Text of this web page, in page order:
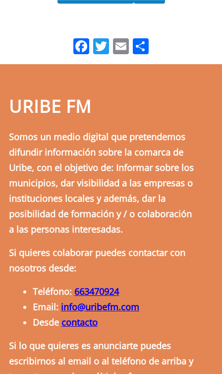
Facebook
Twitter
Email
URIBE FM
Somos un medio digital que pretendemos
difundir información sobre la comarca de
Uribe, con el objetivo de: Informar sobre los
municipios, dar visibilidad a las empresas o
instituciones locales y además, dar la
posibilidad de formación y / o colaboración
a las personas interesadas.
Si quieres colaborar puedes contactar con
nosotros desde:
Teléfono: 663470924
Email: info@uribefm.com
Desde contacto
Si lo que quieres es anunciarte puedes
escribirnos al email o al teléfono de arriba y